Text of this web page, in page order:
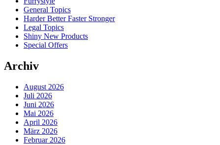
General Topics
Harder Better Faster Stronger
Legal Topics
Shiny New Products
Special Offers
Archiv
August 2026
Juli 2026
Juni 2026
Mai 2026
April 2026
März 2026
Februar 2026